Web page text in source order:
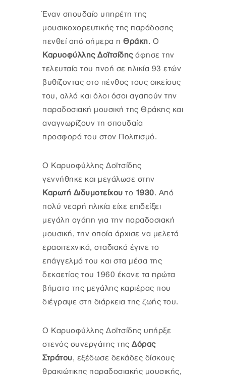
Έναν σπουδαίο υπηρέτη της
μουσικοχορευτικής της παράδοσης
πενθεί από σήμερα η Θράκη. Ο
Καρυοφύλλης Δοϊτσίδηςάφησε την
τελευταία του πνοή σε ηλικία 93 ετών
βυθίζοντας στο πένθος τους οικείους
του, αλλά και όλοι όσοι αγαπούν την
παραδοσιακή μουσική της Θράκης και
αναγνωρίζουν τη σπουδαία
προσφορά του στον Πολιτισμό.
Ο Καρυοφύλλης Δοϊτσίδης
γεννήθηκε και μεγάλωσε στην
Καρωτή Διδυμοτείχου το 1930. Από
πολύ νεαρή ηλικία είχε επιδείξει
μεγάλη αγάπη για την παραδοσιακή
μουσική, την οποία άρχισε να μελετά
ερασιτεχνικά, σταδιακά έγινε το
επάγγελμά του και στα μέσα της
δεκαετίας του 1960 έκανε τα πρώτα
βήματα της μεγάλης καριέρας που
διέγραψε στη διάρκεια της ζωής του.
Ο Καρυοφύλλης Δοϊτσίδης υπήρξε
στενός συνεργάτης της Δόρας
Στράτου, εξέδωσε δεκάδες δίσκους
θρακιώτικης παραδοσιακής μουσικής,